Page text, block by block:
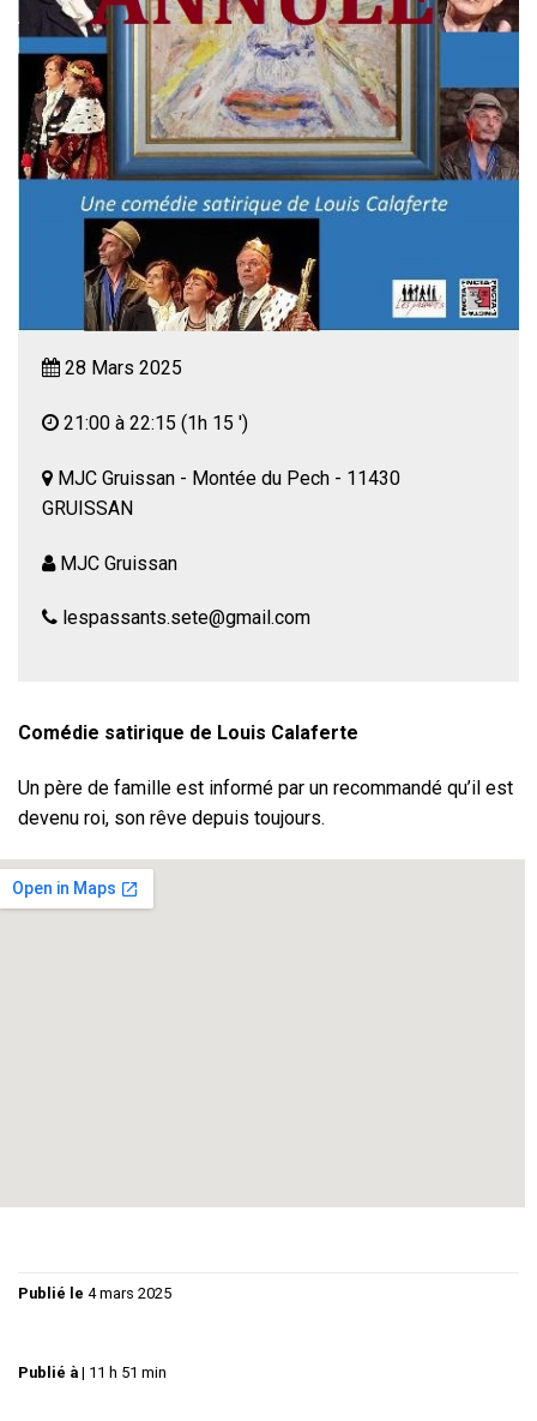
28 Mars 2025
21:00 à 22:15 (1h 15 ')
MJC Gruissan - Montée du Pech - 11430
GRUISSAN
MJC Gruissan
lespassants.sete@gmail.com
Comédie satirique de Louis Calaferte
Un père de famille est informé par un recommandé qu’il est
devenu roi, son rêve depuis toujours.
Le facteur, porteur de cette nouvelle, devine que cette
situation pourrait lui être très profitable : il se place donc
Publié le 4 mars 2025
Publié à | 11 h 51 min